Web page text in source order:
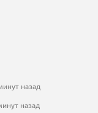
назад
назад